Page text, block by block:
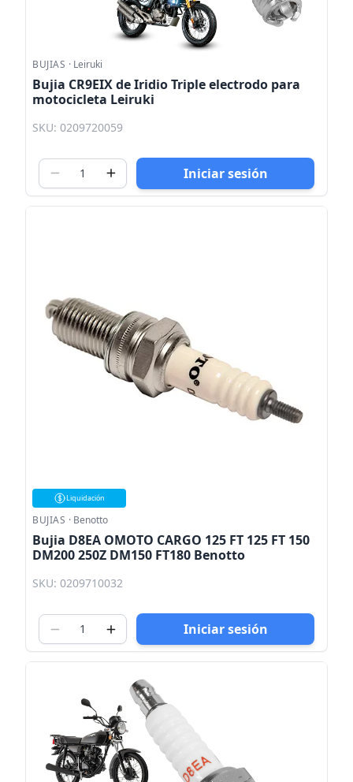
BUJIAS · Leiruki
Bujia CR9EIX de Iridio Triple electrodo para
motocicleta Leiruki
SKU: 0209720059
Iniciar sesión
Liquidación
BUJIAS · Benotto
Bujia D8EA OMOTO CARGO 125 FT 125 FT 150
DM200 250Z DM150 FT180 Benotto
SKU: 0209710032
Iniciar sesión